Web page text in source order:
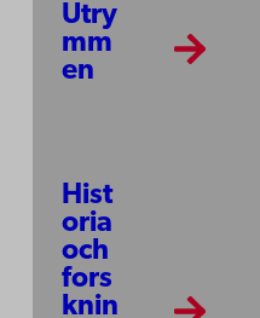
Utry
mm
en
Hist
oria
och
fors
knin